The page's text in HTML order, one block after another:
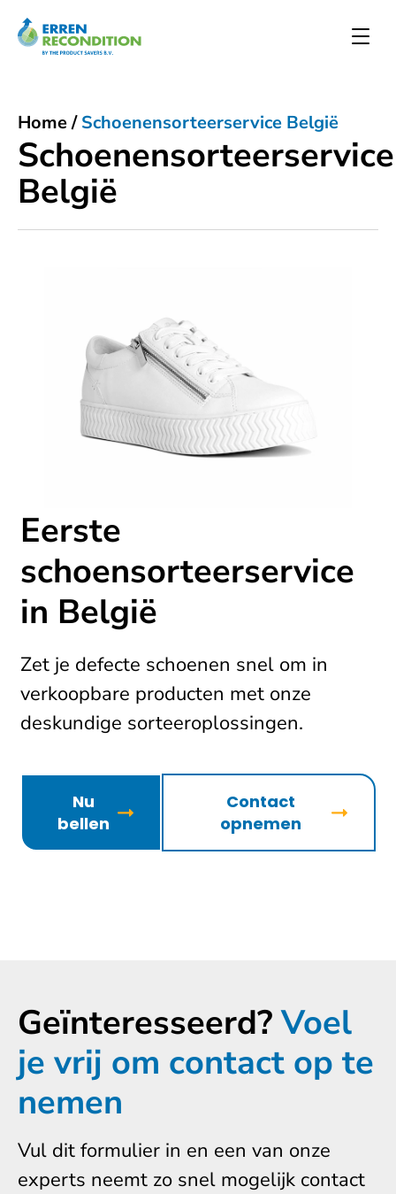
Schoenensorteerservice
België
Home/Schoenensorteerservice België
Eerste
schoensorteerservice
in België
Zet je defecte schoenen snel om in
verkoopbare producten met onze
deskundige sorteeroplossingen.
Nu
bellen
Contact
opnemen
Geïnteresseerd?Voel
je vrij om contact op te
nemen
Vul dit formulier in en een van onze
experts neemt zo snel mogelijk contact